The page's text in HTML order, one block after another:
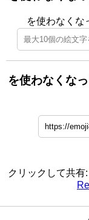
を使わなくな
を使わなくな
クリックして共有: